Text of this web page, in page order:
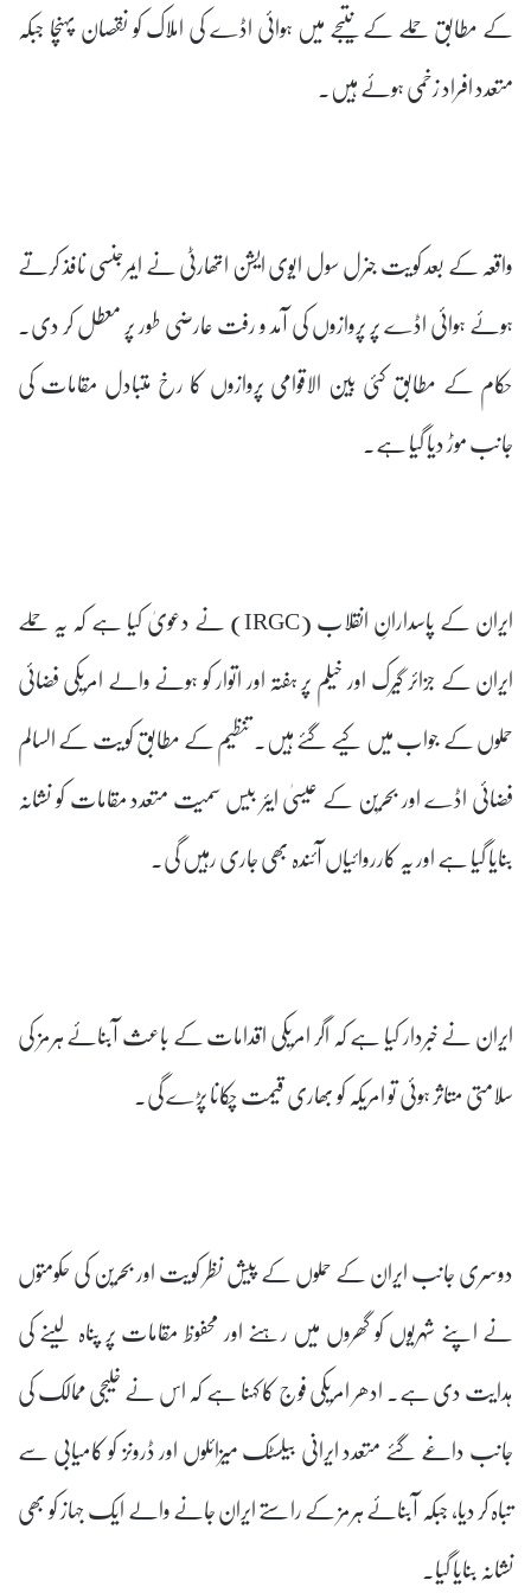
کے مطابق حملے کے نتیجے میں ہوائی اڈے کی املاک کو نقصان پہنچا جبکہ
متعدد افراد زخمی ہوئے ہیں۔
واقعہ کے بعد کویت جنرل سول ایوی ایشن اتھارٹی نے ایمرجنسی نافذ کرتے
ہوئے ہوائی اڈے پر پروازوں کی آمد و رفت عارضی طور پر معطل کر دی۔
حکام کے مطابق کئی بین الاقوامی پروازوں کا رخ متبادل مقامات کی
جانب موڑ دیا گیا ہے۔
ایران کے پاسدارانِ انقلاب (IRGC) نے دعویٰ کیا ہے کہ یہ حملے
ایران کے جزائر گیرک اور خیلم پر ہفتہ اور اتوار کو ہونے والے امریکی فضائی
حملوں کے جواب میں کیے گئے ہیں۔ تنظیم کے مطابق کویت کے السالم
فضائی اڈے اور بحرین کے عیسیٰ ایئر بیس سمیت متعدد مقامات کو نشانہ
بنایا گیا ہے اور یہ کارروائیاں آئندہ بھی جاری رہیں گی۔
ایران نے خبردار کیا ہے کہ اگر امریکی اقدامات کے باعث آبنائے ہرمز کی
سلامتی متاثر ہوئی تو امریکہ کو بھاری قیمت چکانا پڑے گی۔
دوسری جانب ایران کے حملوں کے پیش نظر کویت اور بحرین کی حکومتوں
نے اپنے شہریوں کو گھروں میں رہنے اور محفوظ مقامات پر پناہ لینے کی
ہدایت دی ہے۔ ادھر امریکی فوج کا کہنا ہے کہ اس نے خلیجی ممالک کی
جانب داغے گئے متعدد ایرانی بیلسٹک میزائلوں اور ڈرونز کو کامیابی سے
تباہ کر دیا، جبکہ آبنائے ہرمز کے راستے ایران جانے والے ایک جہاز کو بھی
نشانہ بنایا گیا۔